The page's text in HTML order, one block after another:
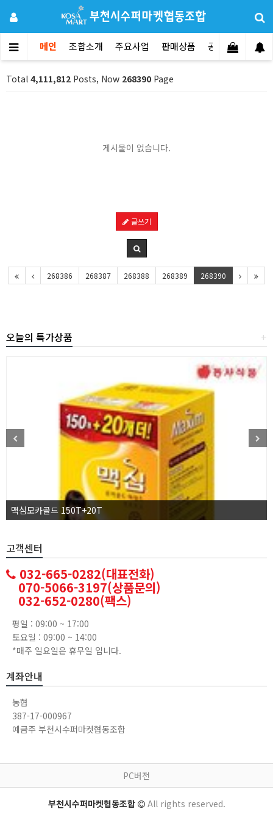
메인 조합소개 주요사업 판매상품 공지사항 문
Total 4,111,812 Posts, Now 268390 Page
게시물이 없습니다.
글쓰기
268386 268387 268388 268389 268390
+
오늘의 특가상품
맥심모카골드 150T+20T
고객센터
032-665-0282(대표전화)
070-5066-3197(상품문의)
032-652-0280(팩스)
평일 : 09:00 ~ 17:00
토요일 : 09:00 ~ 14:00
*매주 일요일은 휴무일 입니다.
계좌안내
농협
387-17-000967
예금주 부천시수퍼마켓협동조합
PC버전
부천시수퍼마켓협동조합 All rights reserved.